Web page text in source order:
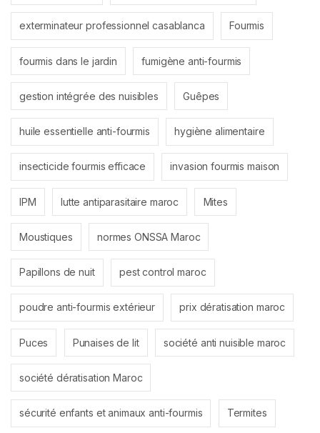
exterminateur professionnel casablanca Fourmis
fourmis dans le jardin fumigène anti-fourmis
gestion intégrée des nuisibles Guêpes
huile essentielle anti-fourmis hygiène alimentaire
insecticide fourmis efficace invasion fourmis maison
IPM lutte antiparasitaire maroc Mites
Moustiques normes ONSSA Maroc
Papillons de nuit pest control maroc
poudre anti-fourmis extérieur prix dératisation maroc
Puces Punaises de lit société anti nuisible maroc
société dératisation Maroc
sécurité enfants et animaux anti-fourmis Termites